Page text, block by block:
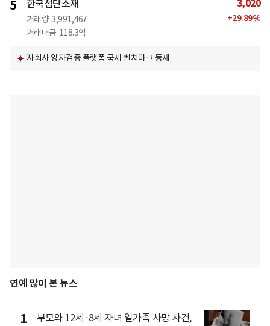
5 한국첨단소재
거래량 3,991,467
거래대금 118.3억
3,020
+29.89%
자회사 양자검증 플랫폼 국제 벤치마크 등재
연예 많이 본 뉴스
1
부모와 12세·8세 자녀 일가족 사망 사건,